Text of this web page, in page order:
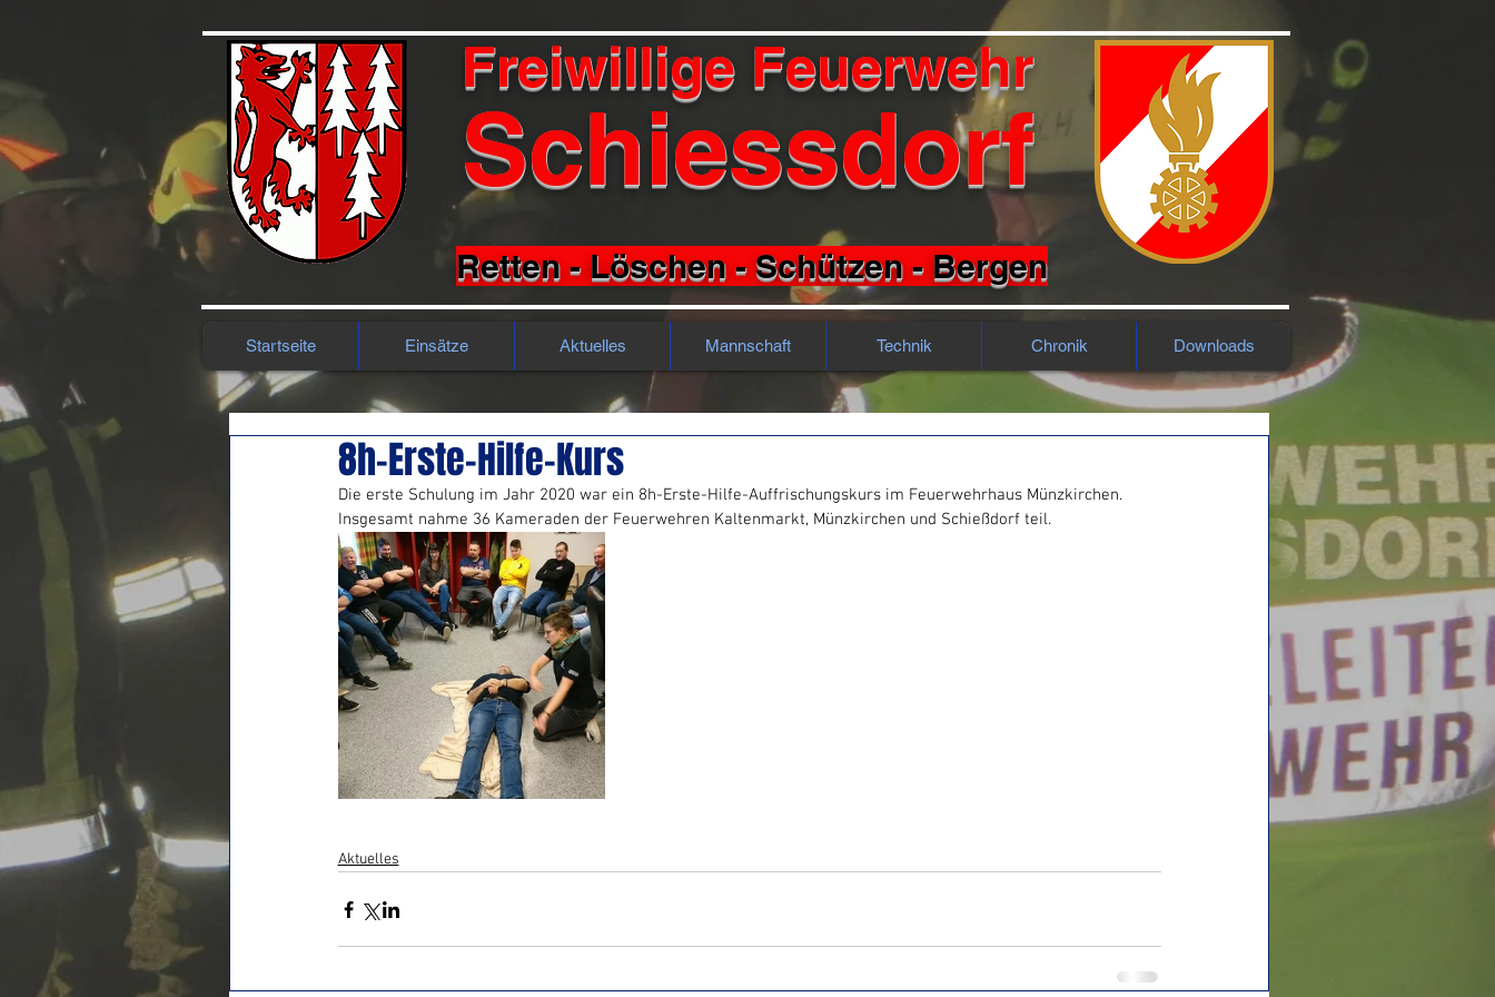
Freiwillige Feuerwehr
Schiessdorf
Retten - Löschen - Schützen - Bergen
Startseite Einsätze Aktuelles Mannschaft Technik Chronik Downloads
8h-Erste-Hilfe-Kurs
Die erste Schulung im Jahr 2020 war ein 8h-Erste-Hilfe-Auffrischungskurs im Feuerwehrhaus Münzkirchen.
Insgesamt nahme 36 Kameraden der Feuerwehren Kaltenmarkt, Münzkirchen und Schießdorf teil.
Aktuelles